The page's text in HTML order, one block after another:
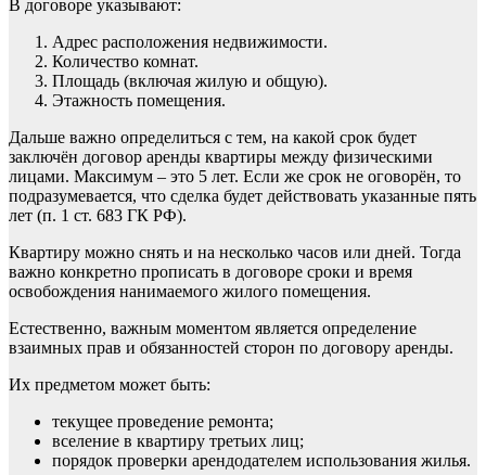
В договоре указывают:
Адрес расположения недвижимости.
Количество комнат.
Площадь (включая жилую и общую).
Этажность помещения.
Дальше важно определиться с тем, на какой срок будет
заключён договор аренды квартиры между физическими
лицами. Максимум – это 5 лет. Если же срок не оговорён, то
подразумевается, что сделка будет действовать указанные пять
лет (п. 1 ст. 683 ГК РФ).
Квартиру можно снять и на несколько часов или дней. Тогда
важно конкретно прописать в договоре сроки и время
освобождения нанимаемого жилого помещения.
Естественно, важным моментом является определение
взаимных прав и обязанностей сторон по договору аренды.
Их предметом может быть:
текущее проведение ремонта;
вселение в квартиру третьих лиц;
порядок проверки арендодателем использования жилья.